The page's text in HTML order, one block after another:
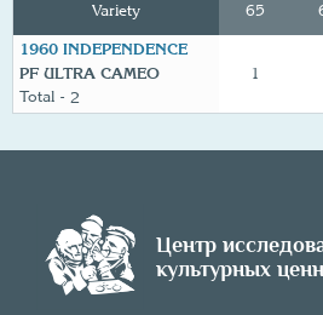
Variety
1960 INDEPENDENCE
PF ULTRA CAMEO
2
65
1
Центр
культурных